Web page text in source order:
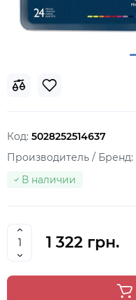
Код: 5028252514637
Производитель / Бренд:
В наличии
1 322 грн.